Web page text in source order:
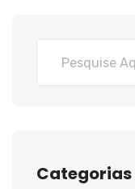
Categorias